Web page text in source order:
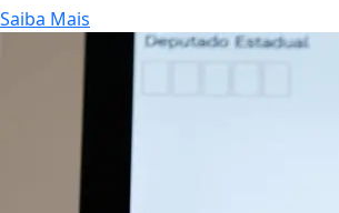
Saiba Mais